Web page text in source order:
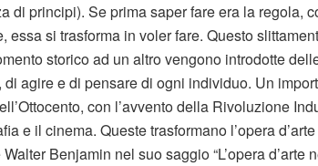
di principi). Se prima saper fare era la regola,
essa si trasforma in voler fare. Questo
storico ad un altro vengono introdotte
agire e di pensare di ogni individuo. Un
con l’avvento della Rivoluzione
e il cinema. Queste trasformano l’opera
Benjamin nel suo saggio “L’opera d’arte